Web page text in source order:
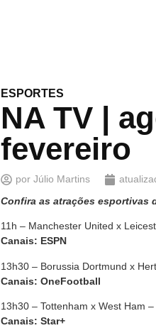
ESPORTES
NA TV |
fevereiro
por Júlio Martins
Confira as atrações esportivas
11h – Manchester United x
Canais: ESPN
13h30 – Borussia Dortmund x
Canais: OneFootball
13h30 – Tottenham x West Ham
Canais: Star+